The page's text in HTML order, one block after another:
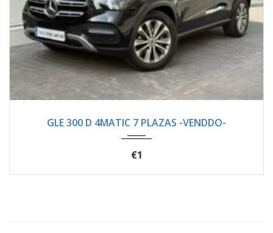
GLE 300 D 4MATIC 7 PLAZAS -VENDDO-
€1